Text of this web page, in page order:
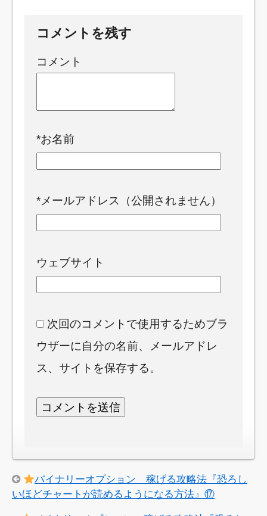
コメントを残す
コメント
*お名前
*メールアドレス（公開されません）
ウェブサイト
次回のコメントで使用するためブラ
ウザーに自分の名前、メールアドレ
ス、サイトを保存する。
バイナリーオプション 稼げる攻略法『恐ろし
いほどチャートが読めるようになる方法』⑰